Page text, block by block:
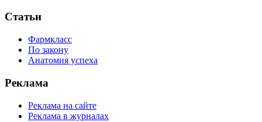
Статьи
Фармкласс
По закону
Анатомия успеха
Реклама
Реклама на сайте
Реклама в журналах